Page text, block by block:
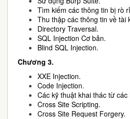
Tìm kiếm các thông tin bị rò
Thu thập các thông tin về tài
Directory Traversal.
SQL Injection Cơ bản.
Blind SQL Injection.
Chương 3.
XXE Injection.
Code Injection.
Các kỹ thuật khai thác từ các
Cross Site Scripting.
Cross Site Request Forgery.